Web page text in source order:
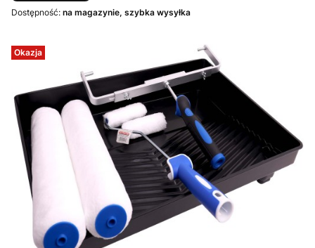
Dostępność: na magazynie, szybka wysyłka
Okazja